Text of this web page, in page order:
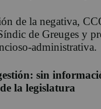
de la negativa,
de Greuges y
administrativa.
sin
la legislatura